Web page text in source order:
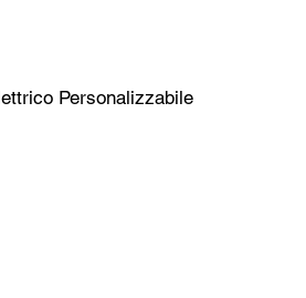
Personalizzabile